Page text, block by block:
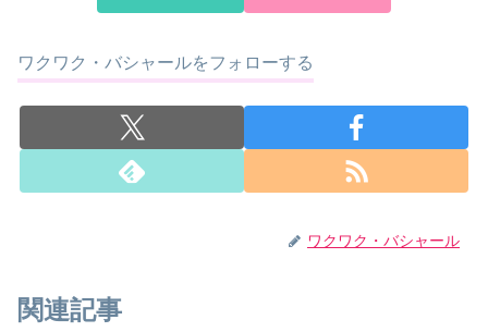
ワクワク・バシャールをフォローする
ワクワク・バシャール
関連記事